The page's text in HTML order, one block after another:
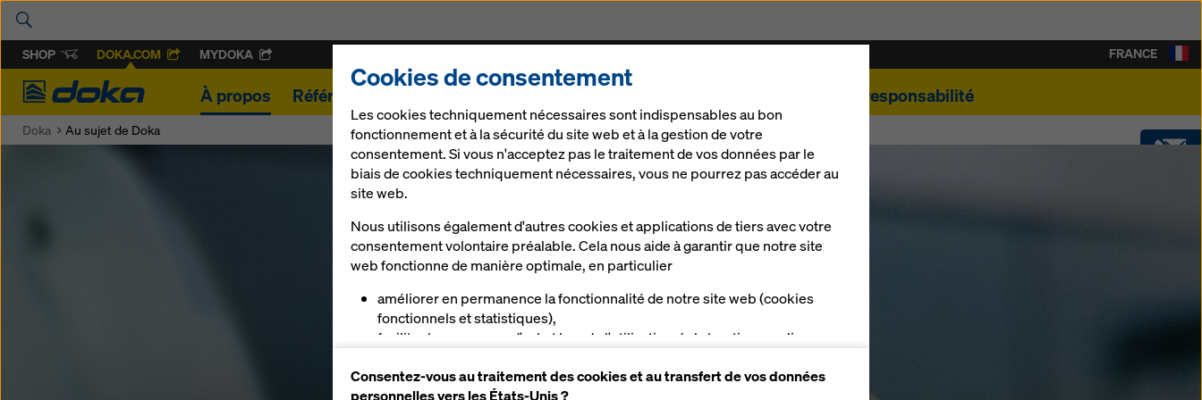
SHOP DOKA.COM MYDOKA
Doka
À propos Références Éco-responsabilité
FRANCE
Doka Au sujet de Doka
Cookies de consentement
Les cookies techniquement nécessaires sont indispensables au bon
fonctionnement et à la sécurité du site web et à la gestion de votre
consentement. Si vous n'acceptez pas le traitement de vos données par le
biais de cookies techniquement nécessaires, vous ne pourrez pas accéder au
site web.
Nous utilisons également d'autres cookies et applications de tiers avec votre
consentement volontaire préalable. Cela nous aide à garantir que notre site
web fonctionne de manière optimale, en particulier
améliorer en permanence la fonctionnalité de notre site web (cookies
fonctionnels et statistiques),
faciliter le processus d'achat lors de l'utilisation de la boutique en ligne
vous proposer, en tant qu'utilisateur, des publicités appropriées sur
Consentez-vous au traitement des cookies et au transfert de vos données
personnelles vers les États-Unis ?